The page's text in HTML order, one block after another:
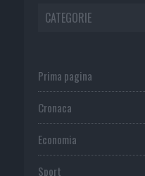
CATEGORIE
Prima pagina
Cronaca
Economia
Sport